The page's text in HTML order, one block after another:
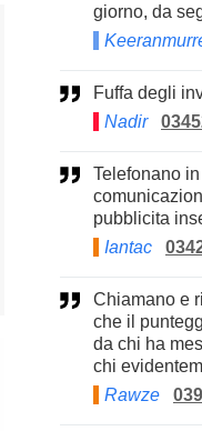
giorno, da
Fuffa degli
Nadir
Telefonano in orario di lavoro,
pubblicita
Iantac
Chiamano e riattaccano... peccato
che il
da chi ha
chi
Rawze